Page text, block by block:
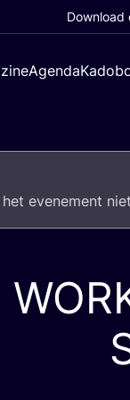
Download
Agenda
eve­ne­ment